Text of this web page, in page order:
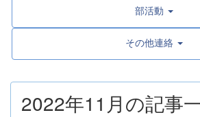
部活動
その他連絡
2022年11月の記事